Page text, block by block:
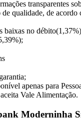
transparentes
qualidade, de acordo
baixas no
apenas para
Vale Alimentação.
Moderninha